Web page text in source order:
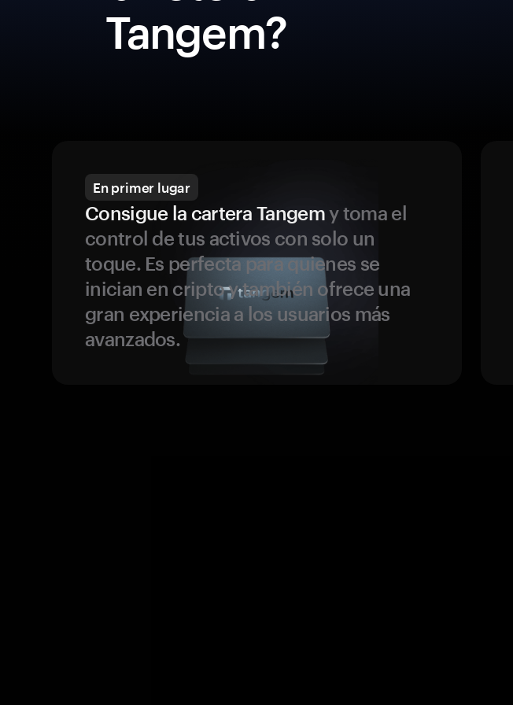
Tangem?
En primer lugar
Consigue la cartera Tangemy toma el
control de tus activos con solo un
toque. Es perfecta para quienes se
inician en cripto y también ofrece una
gran experiencia a los usuarios más
avanzados.